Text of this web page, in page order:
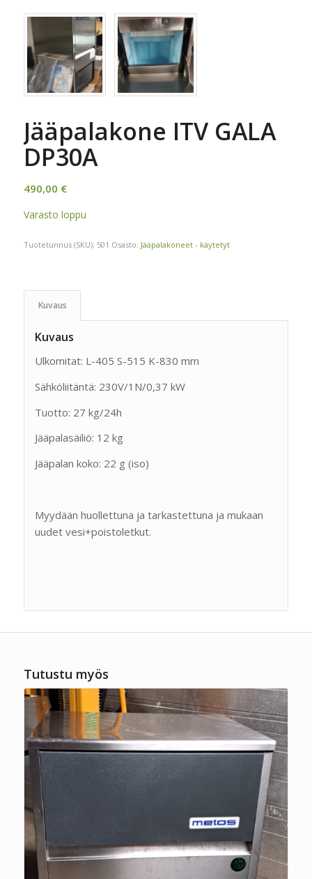
Jääpalakone ITV GALA
DP30A
490,00 €
Varasto loppu
Tuotetunnus (SKU): 501 Osasto: Jääpalakoneet - käytetyt
Kuvaus
Kuvaus
Ulkomitat: L-405 S-515 K-830 mm
Sähköliitäntä: 230V/1N/0,37 kW
Tuotto: 27 kg/24h
Jääpalasäiliö: 12 kg
Jääpalan koko: 22 g (iso)
Myydään huollettuna ja tarkastettuna ja mukaan
uudet vesi+poistoletkut.
Tutustu myös